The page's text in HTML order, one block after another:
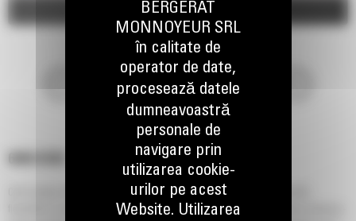
Cat Frontless Hydraulic Shovels are loaded with options--giving you the
flexibility to match the machine front to your specific application. These purpose-
BERGERAT
MONNOYEUR SRL
în calitate de
operator de date,
procesează datele
dumneavoastră
personale de
navigare prin
utilizarea cookie-
urilor pe acest
Website. Utilizarea